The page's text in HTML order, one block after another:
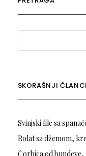
SKORAŠNJI ČLANCI
Svinjski file sa
Rolat sa džemom,
Čorbica od